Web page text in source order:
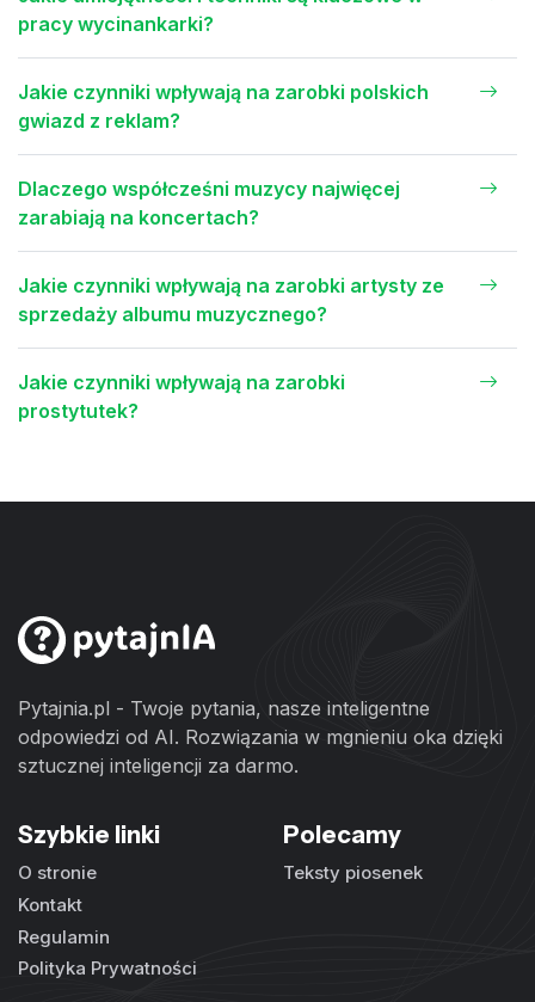
pracy wycinankarki?
Jakie czynniki wpływają na zarobki polskich
gwiazd z reklam?
Dlaczego współcześni muzycy najwięcej
zarabiają na koncertach?
Jakie czynniki wpływają na zarobki artysty ze
sprzedaży albumu muzycznego?
Jakie czynniki wpływają na zarobki
prostytutek?
Pytajnia.pl - Twoje pytania, nasze inteligentne
odpowiedzi od AI. Rozwiązania w mgnieniu oka dzięki
sztucznej inteligencji za darmo.
Szybkie linki
O stronie
Kontakt
Regulamin
Polityka Prywatności
Polecamy
Teksty piosenek